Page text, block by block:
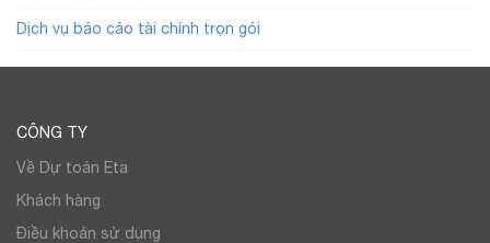
Dịch vụ báo cáo tài chính trọn gói
CÔNG TY
Về Dự toán Eta
Khách hàng
Điều khoản sử dụng